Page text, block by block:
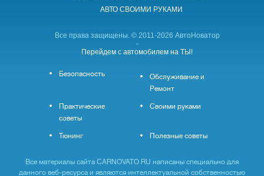
АВТО CВОИМИ РУКАМИ
Все права защищены. © 2011-2026 АвтоНоватор
-
Перейдем с автомобилем на ТЫ!
Безопасность
Обслуживание и
Ремонт
Практические
советы
Своими руками
Тюнинг Полезные советы
Все материалы сайта CARNOVATO.RU написаны специально для
данного веб-ресурса и являются интеллектуальной собственностью